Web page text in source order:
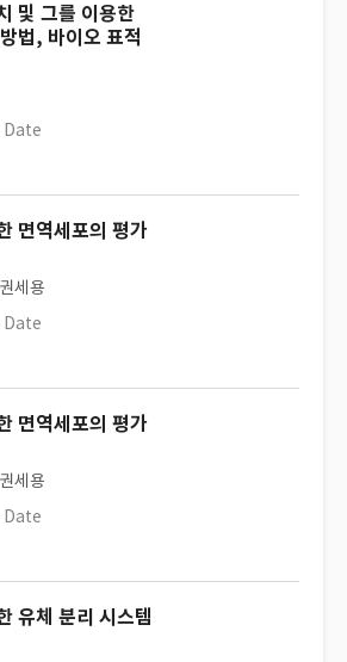
및 그를 이용한
법, 바이오 표적
Date
면역세포의 평가
권세용
Date
면역세포의 평가
권세용
Date
유체 분리 시스템